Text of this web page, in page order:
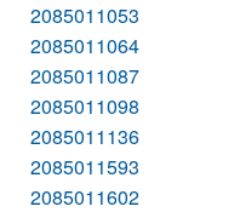
2085011053
2085011064
2085011087
2085011098
2085011136
2085011593
2085011602